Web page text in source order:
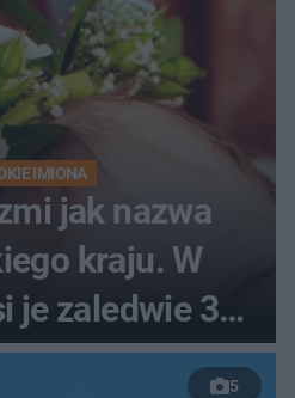
IMIONA
jak nazwa
kraju. W
je zaledwie 3
5